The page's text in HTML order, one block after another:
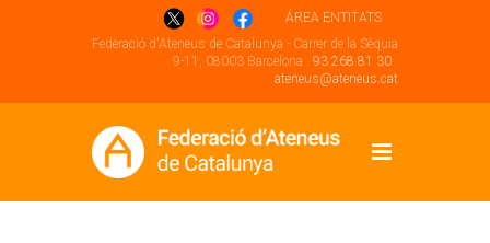
ÁREA ENTITATS
Federació d'Ateneus de Catalunya - Carrer de la Sèquia
9-11, 08003 Barcelona . 93 268 81 30 .
ateneus@ateneus.cat